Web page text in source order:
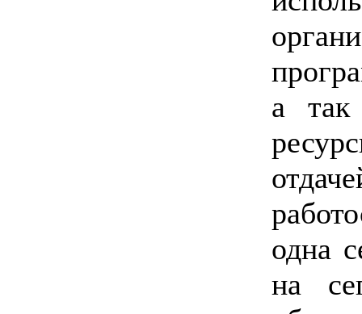
а так
одна
на